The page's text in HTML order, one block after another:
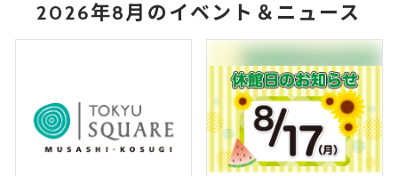
2026年8月のイベント＆ニュース